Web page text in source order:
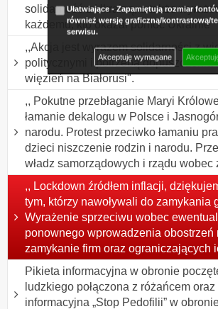
Ułatwiające - Zapamiętują rozmiar
również wersję graficzną/kontrastową/
serwisu.
Akceptuję wymagane
solidarność z Ukrainą, a także
każdemu, kto okazał pomoc Ukrainie
,,Akcja jest wyrazem solidarności z
politycznymi i potrzebą dopuszczenia
więzień na Białorusi".
,, Pokutne przebłaganie Maryi
łamanie dekalogu w Polsce i
narodu. Protest przeciwko łamaniu
dzieci niszczenie rodzin i narodu.
władz samorządowych i rządu wobec
,, Lockdown źródłem inflacji,
tym, którzy nawoływali do zamykania
Wyrażenie sprzeciwu wobec
ponownego wprowadzenia obostrzeń
zamykanie firm oraz ograniczających
Pikieta informacyjna w obronie
ludzkiego połączona z różańcem
informacyjna „Stop Pedofilii” w